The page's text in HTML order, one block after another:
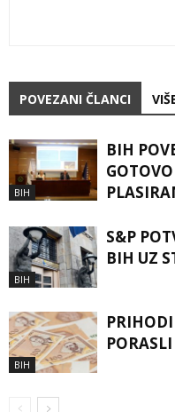
POVEZANI ČLANCI
BIH
BIH
BIH
S&P
BIH UZ
BIH